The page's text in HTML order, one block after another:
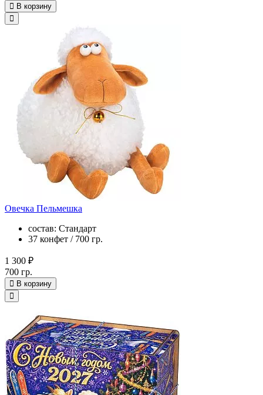
В корзину
Овечка Пельмешка
состав: Стандарт
37 конфет / 700 гр.
1 300 ₽
700 гр.
В корзину